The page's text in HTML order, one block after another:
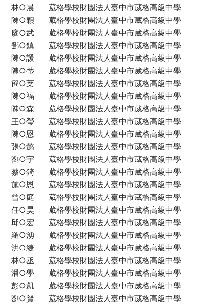
林○晨
葳格學校財團法人臺中市葳格高級中學
陳○穎
葳格學校財團法人臺中市葳格高級中學
廖○武
葳格學校財團法人臺中市葳格高級中學
鄧○鎮
葳格學校財團法人臺中市葳格高級中學
陳○諼
葳格學校財團法人臺中市葳格高級中學
陳○蒂
葳格學校財團法人臺中市葳格高級中學
簡○棻
葳格學校財團法人臺中市葳格高級中學
陳○福
葳格學校財團法人臺中市葳格高級中學
陳○森
葳格學校財團法人臺中市葳格高級中學
王○瑩
葳格學校財團法人臺中市葳格高級中學
陳○恩
葳格學校財團法人臺中市葳格高級中學
張○懿
葳格學校財團法人臺中市葳格高級中學
劉○宇
葳格學校財團法人臺中市葳格高級中學
蔡○錡
葳格學校財團法人臺中市葳格高級中學
施○恩
葳格學校財團法人臺中市葳格高級中學
曾○庭
葳格學校財團法人臺中市葳格高級中學
任○昊
葳格學校財團法人臺中市葳格高級中學
邱○宏
葳格學校財團法人臺中市葳格高級中學
羅○湧
葳格學校財團法人臺中市葳格高級中學
洪○緁
葳格學校財團法人臺中市葳格高級中學
林○丞
葳格學校財團法人臺中市葳格高級中學
潘○學
葳格學校財團法人臺中市葳格高級中學
彭○凱
葳格學校財團法人臺中市葳格高級中學
劉○賢
葳格學校財團法人臺中市葳格高級中學